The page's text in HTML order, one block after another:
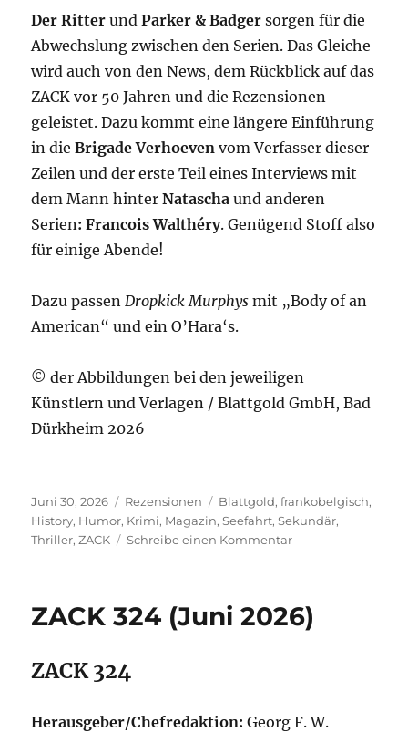
Der Ritter undParker & Badger sorgen für die
Abwechslung zwischen den Serien. Das Gleiche
wird auch von den News, dem Rückblick auf das
ZACK vor 50 Jahren und die Rezensionen
geleistet. Dazu kommt eine längere Einführung
in dieBrigade Verhoeven vom Verfasser dieser
Zeilen und der erste Teil eines Interviews mit
dem Mann hinterNatascha und anderen
Serien: Francois Walthéry. Genügend Stoff also
für einige Abende!
Dazu passen Dropkick Murphys mit „Body of an
American“ und ein O’Hara‘s.
© der Abbildungen bei den jeweiligen
Künstlern und Verlagen / Blattgold GmbH, Bad
Dürkheim 2026
Veröffentlicht
am
Juni 30, 2026 Kategorien
Rezensionen Schlagwörter
Blattgold,frankobelgisch,
History, Humor, Krimi, Magazin,Seefahrt,Sekundär,
Thriller,ZACK Schreibe einen Kommentarzu
2026)
ZACK 324 (Juni 2026)
ZACK 324
Herausgeber/Chefredaktion: Georg F. W.